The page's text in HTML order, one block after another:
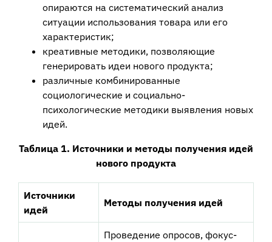
опираются на систематический анализ
ситуации использования товара или его
характеристик;
креативные методики, позволяющие
генерировать идеи нового продукта;
различные комбинированные
социологические и социально-
психологические методики выявления новых
идей.
Таблица 1. Источники и методы получения идей
нового продукта
Источники
идей
Методы получения идей
Проведение опросов, фокус-